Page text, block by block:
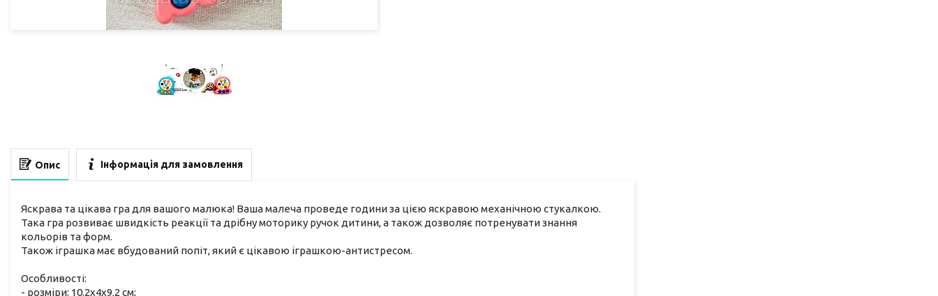
Опис Інформація для замовлення
Яскрава та цікава гра для вашого малюка! Ваша малеча проведе години за цією яскравою механічною стукалкою.
Така гра розвиває швидкість реакції та дрібну моторику ручок дитини, а також дозволяє потренувати знання
кольорів та форм.
Також іграшка має вбудований попіт, який є цікавою іграшкою-антистресом.
Особливості:
- розміри: 10.2х4х9.2 см;